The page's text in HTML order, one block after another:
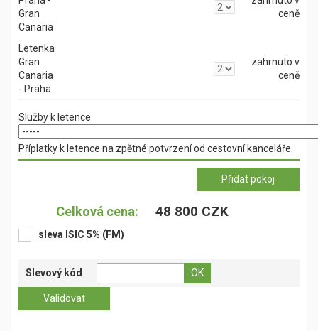
Gran
Canaria
ceně
Letenka
Gran
Canaria
- Praha
zahrnuto v
ceně
Služby k letence
Příplatky k letence na zpětné potvrzení od cestovní kanceláře.
Celková cena: 48 800 CZK
sleva ISIC 5% (FM)
Slevový kód